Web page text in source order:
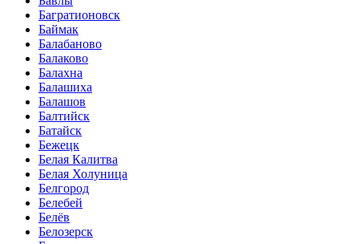
Багратионовск
Баймак
Балабаново
Балаково
Балахна
Балашиха
Балашов
Балтийск
Батайск
Бежецк
Белая Калитва
Белая Холуница
Белгород
Белебей
Белёв
Белозерск